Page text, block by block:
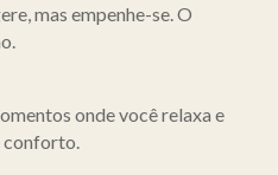
mas empenhe-se. O
onde você relaxa e
conforto.